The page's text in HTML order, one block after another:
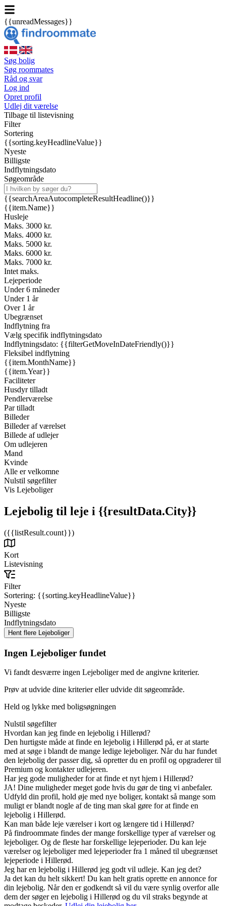
{{unreadMessages}}
Søg bolig
Søg roommates
Råd og svar
Log ind
Opret profil
Udlej dit værelse
Tilbage til listevisning
Filter
Sortering
{{sorting.keyHeadlineValue}}
Nyeste
Billigste
Indflytningsdato
Søgeområde
{{searchAreaAutocompleteResultHeadline()}}
{{item.Name}}
Husleje
Maks. 3000 kr.
Maks. 4000 kr.
Maks. 5000 kr.
Maks. 6000 kr.
Maks. 7000 kr.
Intet maks.
Lejeperiode
Under 6 måneder
Under 1 år
Over 1 år
Ubegrænset
Indflytning fra
Vælg specifik indflytningsdato
Indflytningsdato: {{filterGetMoveInDateFriendly()}}
Fleksibel indflytning
{{item.MonthName}}
{{item.Year}}
Faciliteter
Husdyr tilladt
Pendlerværelse
Par tilladt
Billeder
Billeder af værelset
Billede af udlejer
Om udlejeren
Mand
Kvinde
Alle er velkomne
Nulstil søgefilter
Vis Lejeboliger
Lejebolig til leje i {{resultData.City}}
({{listResult.count}})
Kort
Listevisning
Filter
Sortering: {{sorting.keyHeadlineValue}}
Nyeste
Billigste
Indflytningsdato
Ingen Lejeboliger fundet
Vi fandt desværre ingen Lejeboliger med de angivne kriterier.
Prøv at udvide dine kriterier eller udvide dit søgeområde.
Held og lykke med boligsøgningen
Nulstil søgefilter
Hvordan kan jeg finde en lejebolig i Hillerød?
Den hurtigste måde at finde en lejebolig i Hillerød på, er at starte
med at søge i blandt de mange ledige lejeboliger. Når du har fundet
den lejebolig der passer dig, så opretter du en profil og opgraderer til
Premium og kontakter udlejeren.
Har jeg gode muligheder for at finde et nyt hjem i Hillerød?
JA! Dine muligheder meget gode hvis du gør de ting vi anbefaler.
Udfyld din profil, hold øje med nye boliger, kontakt så mange som
muligt er blandt nogle af de ting man skal gøre for at finde en
lejebolig i Hillerød.
Kan man både leje værelser i kort og længere tid i Hillerød?
På findroommate findes der mange forskellige typer af værelser og
lejeboliger. Og de fleste har forskellige lejeperioder. Du kan leje
værelser og lejeboliger med lejeperioder fra 1 måned til ubegrænset
lejeperiode i Hillerød.
Jeg har en lejebolig i Hillerød jeg godt vil udleje. Kan jeg det?
Ja det kan du helt sikkert! Du kan helt gratis oprette en annonce for
din lejebolig. Når den er godkendt så vil du være synlig overfor alle
dem der søger en lejebolig i Hillerød og du vil straks begynde at